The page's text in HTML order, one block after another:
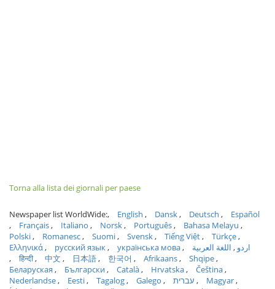
Torna alla lista dei giornali per paese
Newspaper list WorldWide: English Dansk Deutsch
Español
Français
Italiano Norsk Português
Bahasa Melayu
Polski
Romanesc Suomi Svensk Tiếng Việt
Türkçe
Ελληνικά
русский язык українська мова اردو
اللغة العربية
हिन्दी
中文 日本語 한국어 Afrikaans
Shqipe
Беларуская
Български Català Hrvatska
Čeština
Nederlandse
Eesti Tagalog Galego עברית
Magyar